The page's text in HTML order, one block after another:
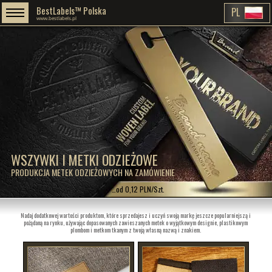
WSZYWKI I METKI ODZIEŻOWE
PRODUKCJA METEK ODZIEŻOWYCH NA ZAMÓWIENIE
BestLabels™ Polska
www.bestlabels.pl PL
…od 0,12 PLN/Szt.
Nadaj dodatkowej wartości produktom, które sprzedajesz i uczyń swoją markę jeszcze popularniejszą i
pożądaną na rynku, używając dopasowanych zawieszanych metek o wyjątkowym designie, plastikowym
plombom i metkom tkanym z twoją własną nazwą i znakiem.